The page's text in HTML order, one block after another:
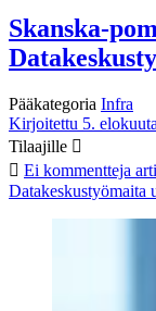
Skanska-
Pääkategoria Infra
Kirjoitettu 5.
Tilaajille
Ei kommentteja
Datakeskustyömaita